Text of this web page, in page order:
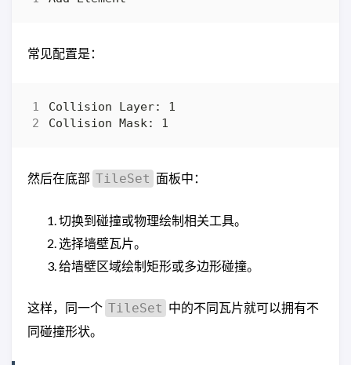
常见配置是：
然后在底部 TileSet 面板中：
切换到碰撞或物理绘制相关工具。
选择墙壁瓦片。
给墙壁区域绘制矩形或多边形碰撞。
这样，同一个 TileSet 中的不同瓦片就可以拥有不
同碰撞形状。